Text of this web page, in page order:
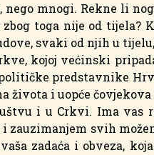
nego mnogi. Rekne li
zbog toga nije od
svaki od njih u tijelu,
kojoj većinski
predstavnike
života i uopće
i u Crkvi. Ima vas
zauzimanjem svih
zadaća i obveza,